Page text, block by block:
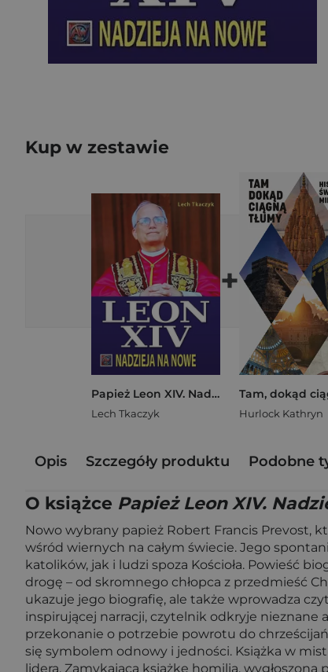
Kup w zestawie
Papież Leon XIV. Nadzieja na nowe
Lech Tkaczyk
+
Hurlock Kathryn
Opis Szczegóły produktu Podobne
O książce Papież Leon XIV.
Nowo wybrany papież Robert Francis Prevost,
wśród wiernych na całym świecie. Jego
katolików, jak i ludzi spoza Kościoła. Powieść
drogę – od skromnego chłopca z przedmieść
ukazuje jego biografię, ale także wprowadza
inspirującej narracji, czytelnik odkryje nieznane
przekonanie o potrzebie powrotu do
się symbolem odnowy i jedności. Książka w
lidera. Zamykająca książkę homilia,